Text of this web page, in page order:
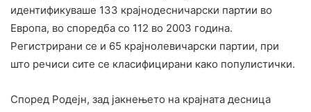
идентификуваше 133 крајнодесничарски партии во
Европа, во споредба со 112 во 2003 година.
Регистрирани се и 65 крајнолевичарски партии, при
што речиси сите се класифицирани како популистички.
Според Родејн, зад јакнењето на крајната десница